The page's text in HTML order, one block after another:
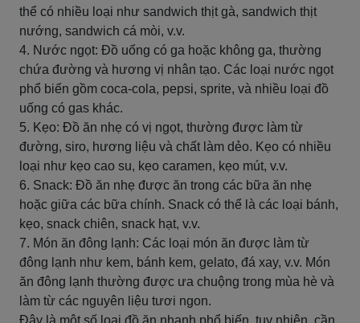
thể có nhiều loại như sandwich thịt gà, sandwich thịt
nướng, sandwich cá mòi, v.v.
4. Nước ngọt: Đồ uống có ga hoặc không ga, thường
chứa đường và hương vị nhân tạo. Các loại nước ngọt
phổ biến gồm coca-cola, pepsi, sprite, và nhiều loại đồ
uống có gas khác.
5. Kẹo: Đồ ăn nhẹ có vị ngọt, thường được làm từ
đường, siro, hương liệu và chất làm dẻo. Kẹo có nhiều
loại như kẹo cao su, kẹo caramen, kẹo mút, v.v.
6. Snack: Đồ ăn nhẹ được ăn trong các bữa ăn nhẹ
hoặc giữa các bữa chính. Snack có thể là các loại bánh,
kẹo, snack chiên, snack hạt, v.v.
7. Món ăn đông lạnh: Các loại món ăn được làm từ
đông lạnh như kem, bánh kem, gelato, đá xay, v.v. Món
ăn đông lạnh thường được ưa chuộng trong mùa hè và
làm từ các nguyên liệu tươi ngon.
Đây là một số loại đồ ăn nhanh phổ biến, tuy nhiên, cần